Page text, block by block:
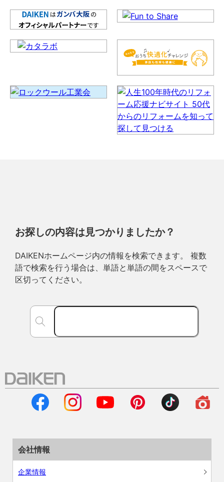
お探しの内容は見つかりましたか？
DAIKENホームページ内の情報を検索できます。 複数
語で検索を行う場合は、単語と単語の間をスペースで
区切ってください。
会社情報
企業情報